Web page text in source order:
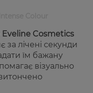
Eveline Cosmetics
за лічені секунди
їм бажану
візуально